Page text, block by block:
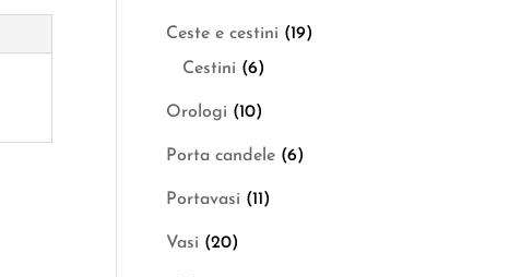
Ceste e cestini (19)
Cestini (6)
Orologi (10)
Porta candele (6)
Portavasi (11)
Vasi (20)